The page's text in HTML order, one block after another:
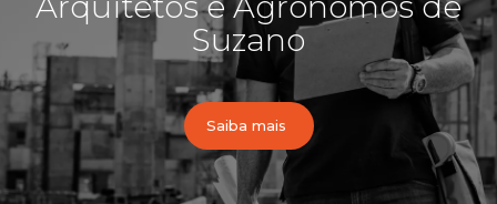
Suzano
Saiba mais